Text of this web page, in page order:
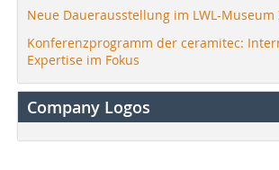
Neue Dauerausstellung im LWL-Museum
Konferenzprogramm der ceramitec:
Expertise im Fokus
Company Logos